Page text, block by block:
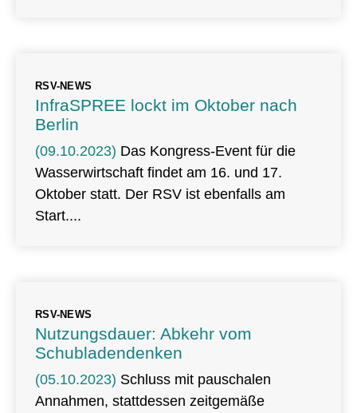
RSV-NEWS
InfraSPREE lockt im Oktober nach
Berlin
(09.10.2023) Das Kongress-Event für die
Wasserwirtschaft findet am 16. und 17.
Oktober statt. Der RSV ist ebenfalls am
Start.
RSV-NEWS
Nutzungsdauer: Abkehr vom
Schubladendenken
(05.10.2023) Schluss mit pauschalen
Annahmen, stattdessen zeitgemäße